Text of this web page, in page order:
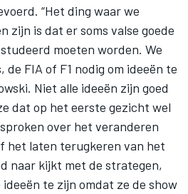
“Het ding waar we
zijn is dat er soms valse goede
moeten worden. We
FIA of F1 nodig om ideeën te
Niet alle ideeën zijn goed
dat op het eerste gezicht wel
over het veranderen
het laten terugkeren van het
naar kijkt met de strategen,
te zijn omdat ze de show